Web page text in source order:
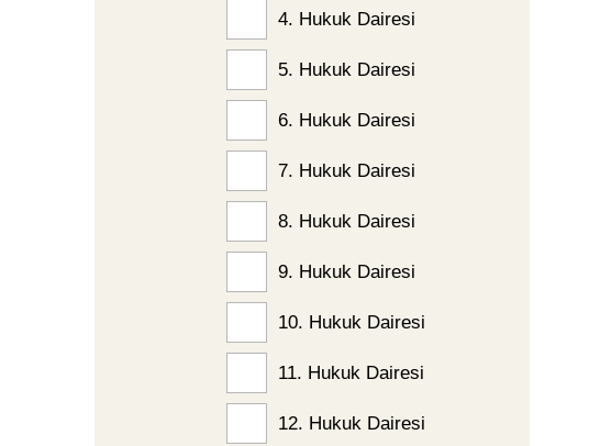
4. Hukuk Dairesi
5. Hukuk Dairesi
6. Hukuk Dairesi
7. Hukuk Dairesi
8. Hukuk Dairesi
9. Hukuk Dairesi
10. Hukuk Dairesi
11. Hukuk Dairesi
12. Hukuk Dairesi